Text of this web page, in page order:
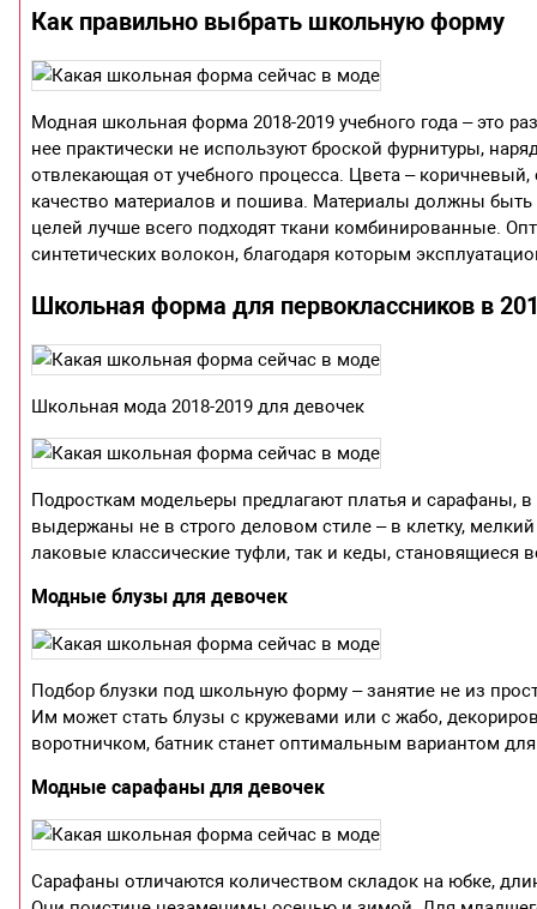
Как правильно выбрать школьную форму
Модная школьная форма 2018-2019 учебного года – это
нее практически не используют броской фурнитуры,
отвлекающая от учебного процесса. Цвета –
качество материалов и пошива. Материалы должны быть
целей лучше всего подходят ткани комбинированные.
синтетических волокон, благодаря которым
Школьная форма для первоклассников в
Школьная мода 2018-2019 для девочек
Подросткам модельеры предлагают платья и сарафаны,
выдержаны не в строго деловом стиле – в клетку,
лаковые классические туфли, так и кеды, становящиеся
Модные блузы для девочек
Подбор блузки под школьную форму – занятие не из
Им может стать блузы с кружевами или с жабо,
воротничком, батник станет оптимальным вариантом для
Модные сарафаны для девочек
Сарафаны отличаются количеством складок на юбке,